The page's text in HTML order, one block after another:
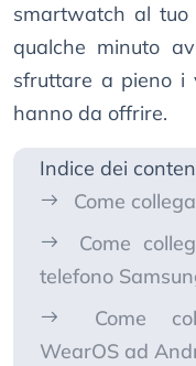
smartwatch al tuo
qualche minuto
sfruttare a pieno i
hanno da offrire.
Indice dei
Come
Come
telefono
Come
WearOS ad